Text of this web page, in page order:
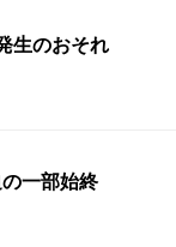
生のおそれ
一部始終